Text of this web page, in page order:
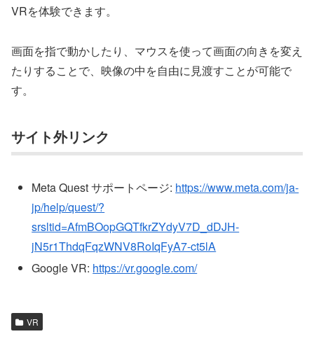
VRを体験できます。
画面を指で動かしたり、マウスを使って画面の向きを変え
たりすることで、映像の中を自由に見渡すことが可能で
す。
サイト外リンク
Meta Quest サポートページ: https://www.meta.com/ja-
jp/help/quest/?
srsltid=AfmBOopGQTfkrZYdyV7D_dDJH-
jN5r1ThdqFqzWNV8RoIqFyA7-ct5lA
Google VR: https://vr.google.com/
VR